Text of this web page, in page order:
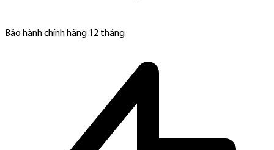
Bảo hành chính hãng 12 tháng